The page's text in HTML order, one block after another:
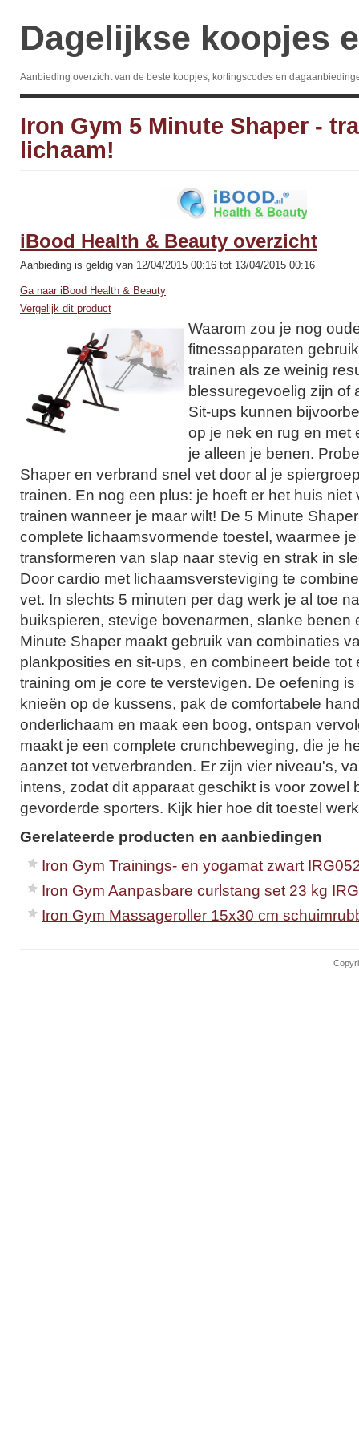
Dagelijkse koopjes
Aanbieding overzicht van de beste koopjes, kortingscodes en
Iron Gym 5 Minute Shaper -
lichaam!
iBood Health & Beauty overzicht
Aanbieding is geldig van 12/04/2015 00:16 tot 13/04/2015 00:16
Ga naar iBood Health & Beauty
Vergelijk dit product
Waarom zou je nog
fitnessapparaten
trainen als ze weinig
blessuregevoelig zijn of
Sit-ups kunnen
op je nek en rug en met
je alleen je benen.
Shaper en verbrand snel vet door al je
trainen. En nog een plus: je hoeft er het huis niet
trainen wanneer je maar wilt! De 5 Minute
complete lichaamsvormende toestel, waarmee
transformeren van slap naar stevig en strak in
Door cardio met lichaamsversteviging te
vet. In slechts 5 minuten per dag werk je al toe
buikspieren, stevige bovenarmen, slanke benen
Minute Shaper maakt gebruik van combinaties
plankposities en sit-ups, en combineert beide tot
training om je core te verstevigen. De oefening
knieën op de kussens, pak de comfortabele
onderlichaam en maak een boog, ontspan
maakt je een complete crunchbeweging, die je
aanzet tot vetverbranden. Er zijn vier niveau's,
intens, zodat dit apparaat geschikt is voor zowel
gevorderde sporters. Kijk hier hoe dit toestel
Gerelateerde producten en aanbiedingen
Iron Gym Trainings- en yogamat zwart
Iron Gym Aanpasbare curlstang set 23 kg
Iron Gym Massageroller 15x30 cm